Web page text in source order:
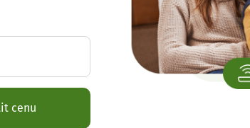
cenu